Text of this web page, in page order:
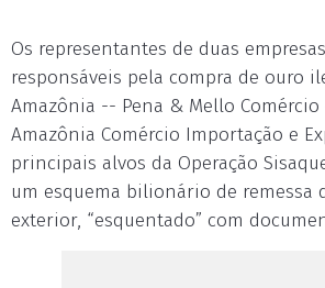
Os representantes de duas
responsáveis pela compra de ouro
Amazônia -- Pena & Mello Comércio
Amazônia Comércio Importação e
principais alvos da Operação
um esquema bilionário de remessa
exterior, “esquentado” com